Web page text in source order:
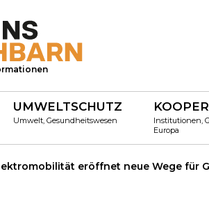
UMWELTSCHUTZ
Umwelt, Gesundheitswesen
Institutionen,
Europa
eröffnet neue Wege für